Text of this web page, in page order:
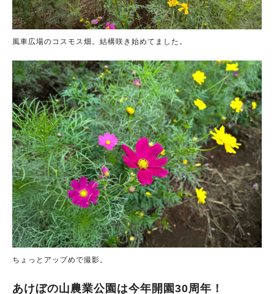
風車広場のコスモス畑。結構咲き始めてました。
ちょっとアップめで撮影。
あけぼの山農業公園は今年開園30周年！